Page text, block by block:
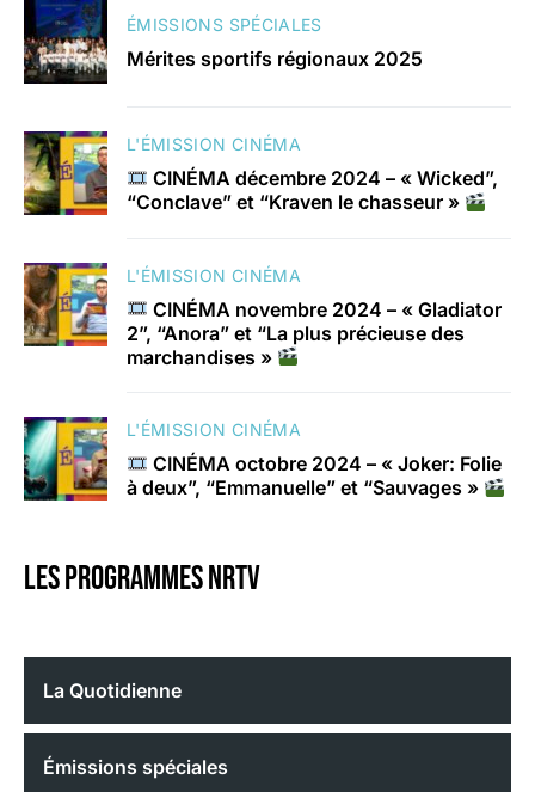
ÉMISSIONS SPÉCIALES
Mérites sportifs régionaux 2025
L'ÉMISSION CINÉMA
CINÉMA décembre 2024 – « Wicked”,
“Conclave” et “Kraven le chasseur »
L'ÉMISSION CINÉMA
CINÉMA novembre 2024 – « Gladiator
2”, “Anora” et “La plus précieuse des
marchandises »
L'ÉMISSION CINÉMA
CINÉMA octobre 2024 – « Joker: Folie
à deux”, “Emmanuelle” et “Sauvages »
Les programmes nrtv
La Quotidienne
Émissions spéciales